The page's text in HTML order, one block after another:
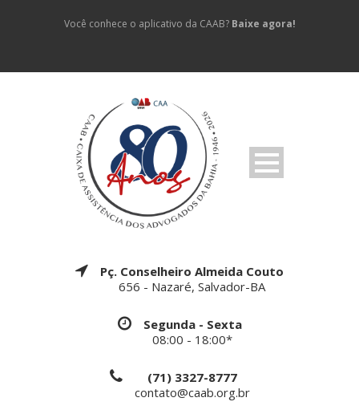
Você conhece o aplicativo da CAAB? Baixe agora!
Pç. Conselheiro Almeida Couto
656 - Nazaré, Salvador-BA
Segunda - Sexta
08:00 - 18:00*
(71) 3327-8777
contato@caab.org.br